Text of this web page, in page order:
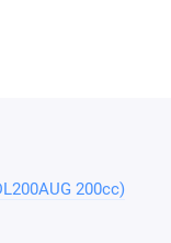
200cc)